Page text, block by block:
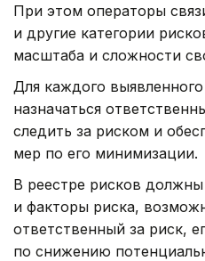
При этом операторы
и другие категории
масштаба и сложности
Для каждого
назначаться
следить за риском и
мер по его минимизации.
В реестре рисков
и факторы риска,
ответственный за риск,
по снижению